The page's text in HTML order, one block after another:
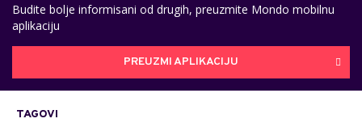
Budite bolje informisani od drugih, preuzmite Mondo mobilnu
aplikaciju
PREUZMI APLIKACIJU
TAGOVI